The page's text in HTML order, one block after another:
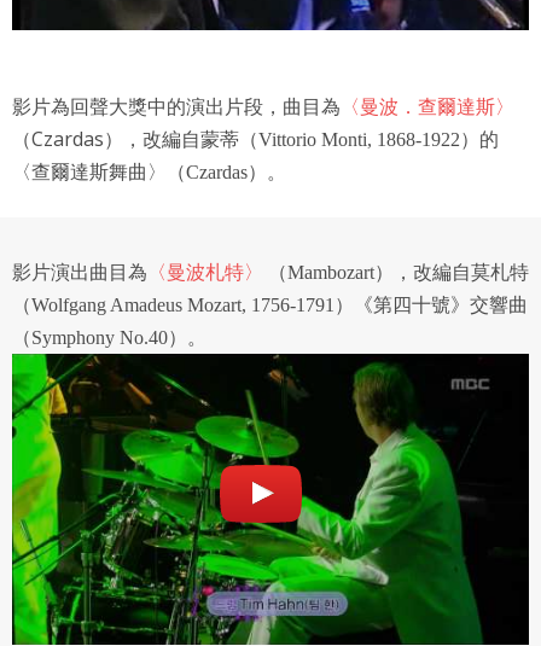
影片為回聲大獎中的演出片段，曲目為 〈曼波．查爾達斯〉
（Czardas）
，改編自蒙蒂（Vittorio Monti, 1868-1922）的
〈查爾達斯舞曲〉（Czardas） 。
影片演出曲目為 〈曼波札特〉
（Mambozart），改編自莫札特
（Wolfgang Amadeus Mozart, 1756-1791）《第四十號》交響曲
（Symphony No.40）。還沒有註冊帳號嗎？點擊
想起密碼了嗎？點擊立刻登入
已經有註冊帳號了嗎？點擊 立刻登入
授權內容：係指吉寶系統有限公司（吉寶系統公司）所有或
二、會員規範
會員同意遵守本系統之會員規範、著作權條款及隱私權政
會員得於本系統內使用授權內容，除經著作權人有標示採取
創用CC授權或其他授權者，會員不得重製、轉載、散布或類
似方法流通授權內容。
本系統防盜拷措施或類似措施，會員不得予以破解、破壞或
以其他方法規避。
會員使用本系統之費用，由吉寶系統公司定之並按月收取。
吉寶系統公司得不定期公告與調整費用。
四、會員授權
會員享有其創作之衍生著作的著作權，但會員同意吉寶系統
公司得於該著作權存續期間內無償使用，包括再授權之權
利。
同意上述條款，確定註冊